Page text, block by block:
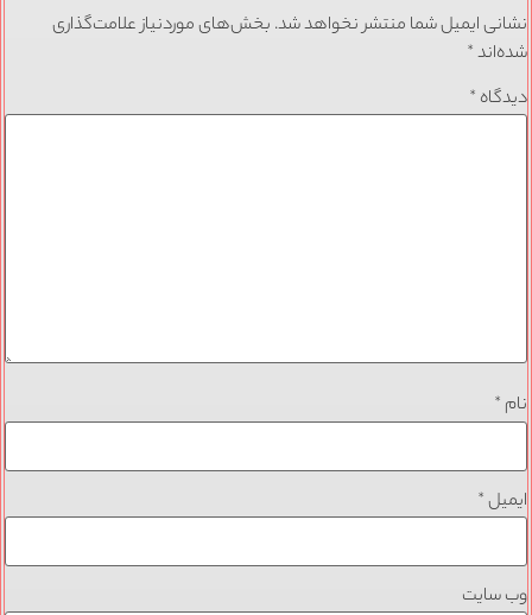
نشانی ایمیل شما منتشر نخواهد شد. بخش‌های موردنیاز علامت‌گذاری
شده‌اند*
دیدگاه *
نام *
ایمیل*
وب‌ سایت